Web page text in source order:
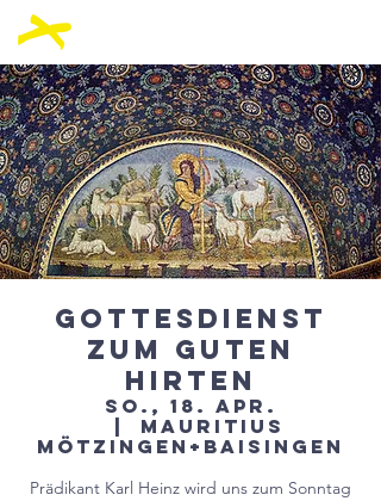
Gottesdienst
zum guten
Hirten
So., 18. Apr.
Mauritius
Mötzingen+Baisingen
Prädikant Karl Heinz wird uns zum Sonntag